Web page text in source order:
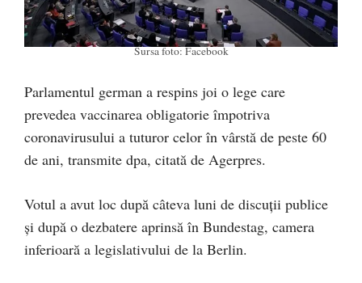
Sursa foto: Facebook
Parlamentul german a respins joi o lege care
prevedea vaccinarea obligatorie împotriva
coronavirusului a tuturor celor în vârstă de peste 60
de ani, transmite dpa, citată de Agerpres.
Votul a avut loc după câteva luni de discuţii publice
şi după o dezbatere aprinsă în Bundestag, camera
inferioară a legislativului de la Berlin.